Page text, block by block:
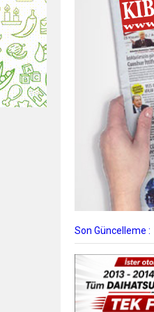
Son Güncelleme :